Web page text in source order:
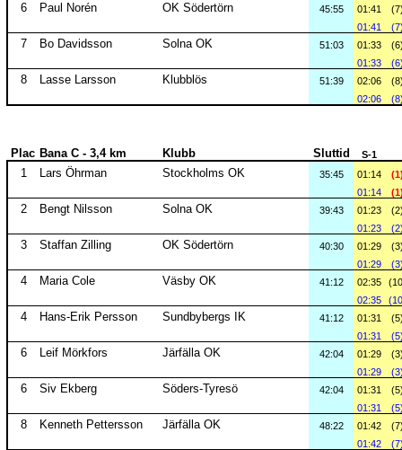
6 Paul Norén OK Södertörn 45:55 01:41
01:41
7 Bo Davidsson Solna OK 51:03 01:33
01:33
8 Lasse Larsson Klubblös 51:39 02:06
02:06
Plac Bana C - 3,4 km Klubb Sluttid S-1
1 Lars Öhrman Stockholms OK 35:45 01:14
01:14
2 Bengt Nilsson Solna OK 39:43 01:23
01:23
3 Staffan Zilling OK Södertörn 40:30 01:29
01:29
4 Maria Cole Väsby OK 41:12 02:35
02:35
4 Hans-Erik Persson Sundbybergs IK 41:12 01:31
01:31
6 Leif Mörkfors Järfälla OK 42:04 01:29
01:29
6 Siv Ekberg Söders-Tyresö 42:04 01:31
01:31
8 Kenneth Pettersson Järfälla OK 48:22 01:42
01:42